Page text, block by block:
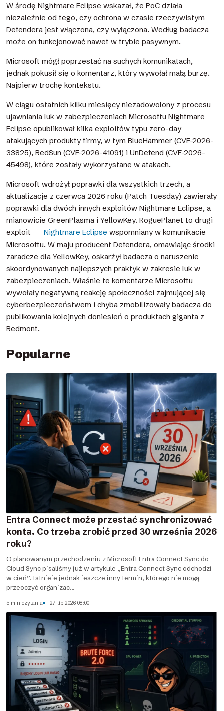
W środę Nightmare Eclipse wskazał, że PoC działa
niezależnie od tego, czy ochrona w czasie rzeczywistym
Defendera jest włączona, czy wyłączona. Według badacza
może on funkcjonować nawet w trybie pasywnym.
Microsoft mógł poprzestać na suchych komunikatach,
jednak pokusił się o komentarz, który wywołał małą burzę.
Najpierw trochę kontekstu.
W ciągu ostatnich kilku miesięcy niezadowolony z procesu
ujawniania luk w zabezpieczeniach Microsoftu Nightmare
Eclipse opublikował kilka exploitów typu zero-day
atakujących produkty firmy, w tym BlueHammer (CVE-2026-
33825), RedSun (CVE-2026-41091) i UnDefend (CVE-2026-
45498), które zostały wykorzystane w atakach.
Microsoft wdrożył poprawki dla wszystkich trzech, a
aktualizacje z czerwca 2026 roku (Patch Tuesday) zawierały
poprawki dla dwóch innych exploitów Nightmare Eclipse, a
mianowicie GreenPlasma i YellowKey. RoguePlanet to drugi
exploit
Nightmare Eclipse wspomniany w komunikacie
Microsoftu. W maju producent Defendera, omawiając środki
zaradcze dla YellowKey, oskarżył badacza o naruszenie
skoordynowanych najlepszych praktyk w zakresie luk w
zabezpieczeniach. Właśnie te komentarze Microsoftu
wywołały negatywną reakcję społeczności zajmującej się
cyberbezpieczeństwem i chyba zmobilizowały badacza do
publikowania kolejnych doniesień o produktach giganta z
Redmont.
Popularne
Entra Connect może przestać synchronizować
konta. Co trzeba zrobić przed 30 września 2026
roku?
O planowanym przechodzeniu z Microsoft Entra Connect Sync do
Cloud Sync pisaliśmy już w artykule „Entra Connect Sync odchodzi
w cień”. Istnieje jednak jeszcze inny termin, którego nie mogą
przeoczyć organizac...
5 min czytania 27 lip 2026 08:00